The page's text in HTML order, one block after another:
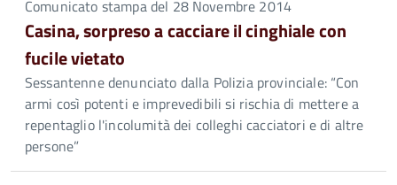
Comunicato stampa del 28 Novembre 2014
Casina, sorpreso a cacciare il cinghiale con
fucile vietato
Sessantenne denunciato dalla Polizia provinciale: “Con
armi così potenti e imprevedibili si rischia di mettere a
repentaglio l'incolumità dei colleghi cacciatori e di altre
persone”